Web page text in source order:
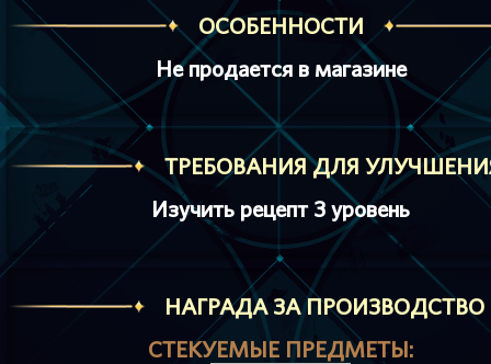
ОСОБЕННОСТИ
Не продается в магазине
ТРЕБОВАНИЯ ДЛЯ
Изучить рецепт 3 уровень
HАГРАДА ЗА ПРОИЗВОДСТВО
СТЕКУЕМЫЕ ПРЕДМЕТЫ: